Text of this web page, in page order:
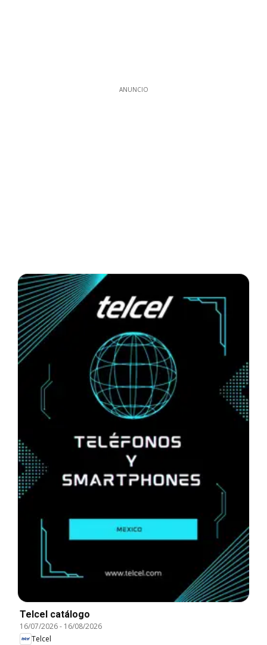
ANUNCIO
Telcel catálogo
16/07/2026- 16/08/2026
Telcel